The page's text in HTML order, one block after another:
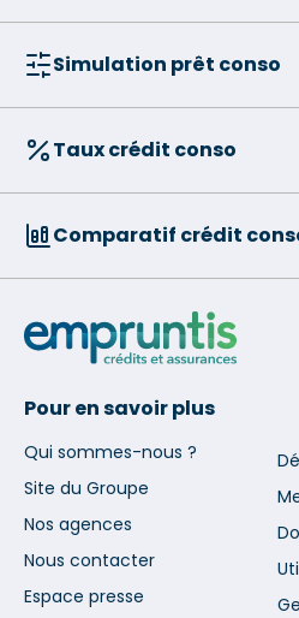
Simulation prêt conso
Taux crédit conso
Comparatif crédit
Pour en savoir plus
Qui sommes-nous ?
Site du Groupe
Nos agences
Nous contacter
Espace presse